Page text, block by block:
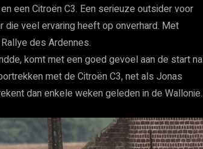
een Citroën C3. Een serieuze outsider voor
veel ervaring heeft op onverhard. Met
des Ardennes.
komt met een goed gevoel aan de start na
met de Citroën C3, net als Jonas
dan enkele weken geleden in de Wallonie.